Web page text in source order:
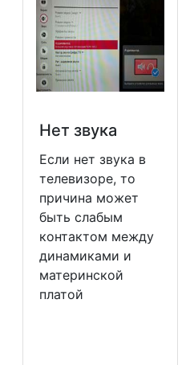
Нет звука
Если нет звука в
телевизоре, то
причина может
быть слабым
контактом между
динамиками и
материнской
платой